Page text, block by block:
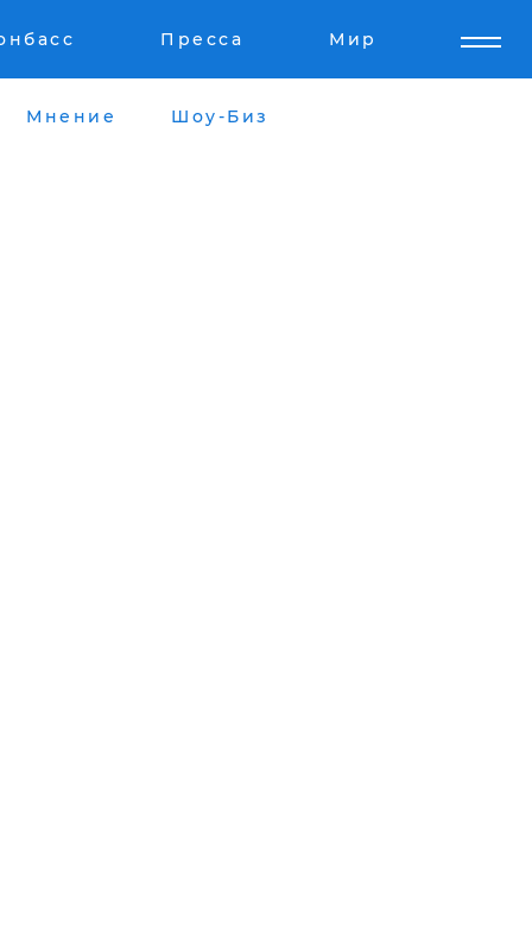
Пресса Мир
Мнение Шоу-Биз